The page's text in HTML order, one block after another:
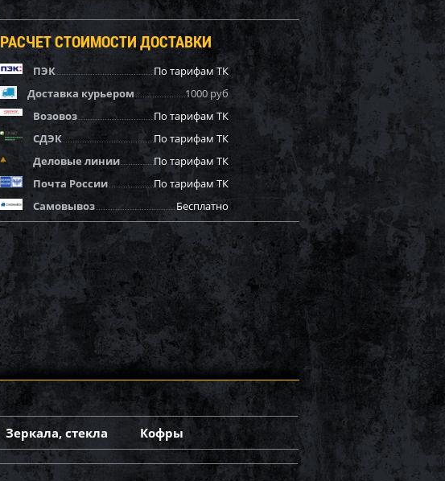
РАСЧЕТ СТОИМОСТИ ДОСТАВКИ
ПЭК
По тарифам ТК
Доставка курьером
1000 руб
Возовоз
По тарифам ТК
СДЭК
По тарифам ТК
Деловые линии
По тарифам ТК
Почта России
По тарифам ТК
Самовывоз
Бесплатно
Зеркала, стекла Кофры